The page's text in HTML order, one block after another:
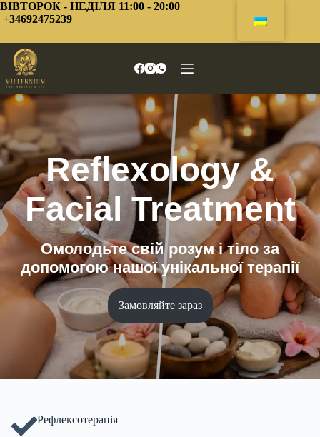
Перейти
до
ВІВТОРОК - НЕДІЛЯ 11:00 - 20:00
+34692475239
Reflexology &
Facial Treatment
Омолодьте свій розум і тіло за
допомогою нашої унікальної терапії
Замовляйте зараз
Рефлексотерапія